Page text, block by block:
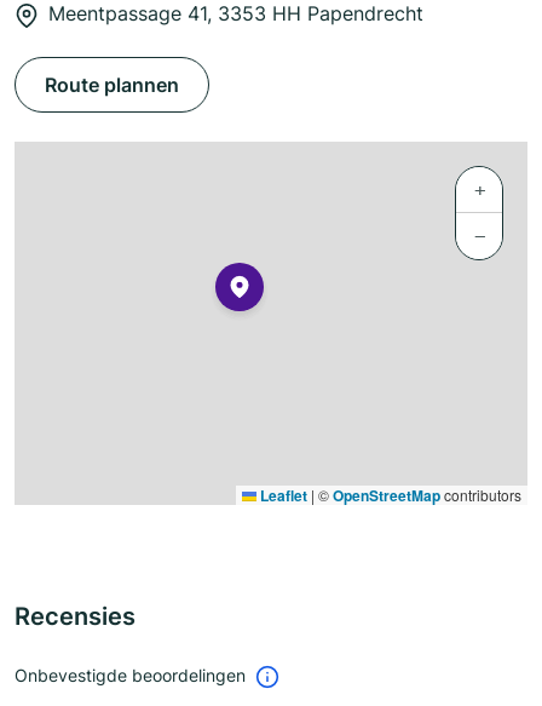
Meentpassage 41, 3353 HH Papendrecht
Route plannen
+
−
Leaflet | ©OpenStreetMapcontributors
Recensies
Onbevestigde beoordelingen